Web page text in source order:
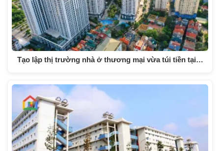
Tạo lập thị trường nhà ở thương mại vừa túi tiền tại…